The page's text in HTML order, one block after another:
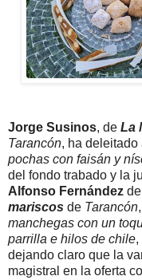
Jorge Susinos, de La
Tarancón, ha deleitado
pochas con faisán y
del fondo trabado y la
Alfonso Fernández del
mariscos de Tarancón
manchegas con un
parrilla e hilos de chile,
dejando claro que la
magistral en la oferta